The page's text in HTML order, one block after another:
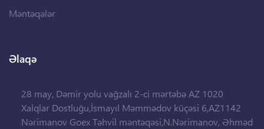
Məntəqələr
Əlaqə
28 may, Dəmir yolu vağzalı 2-ci mərtəbə AZ 1020
Xalqlar Dostluğu,İsmayıl Məmmədov küçəsi 6,AZ1142
Nərimanov Goex Təhvil məntəqəsi,N.Nərimanov, Əhməd